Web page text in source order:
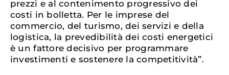
prezzi e al contenimento progressivo dei
costi in bolletta. Per le imprese del
commercio, del turismo, dei servizi e della
logistica, la prevedibilità dei costi energetici
è un fattore decisivo per programmare
investimenti e sostenere la competitività”.